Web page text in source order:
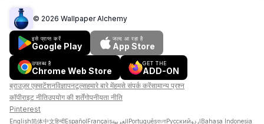
© 2026 Wallpaper Alchemy
इसे प्राप्त करें
Google Play
जल्द आ रहा है
App Store
उपलब्ध है
Chrome Web Store
GET THE
ADD-ON
ब्राउज़र एक्सटेंशनविज्ञापनटूल्सहमारे बारे मेंहमसे संपर्क करेंसामान्य प्रश्न
कॉपीराइट नीतिउपयोग की शर्तेंगोपनीयता नीति
Pinterest
English简体中文हिन्दीEspañolFrançaisالعربيةPortuguêsবাংলাРусскийاردوBahasa Indonesia